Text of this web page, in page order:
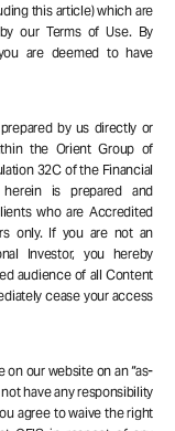
this article) which are
our Terms of Use. By
are deemed to have
by us directly or
the Orient Group of
32C of the Financial
herein is prepared and
who are Accredited
only. If you are not an
Investor, you hereby
audience of all Content
cease your access
on our website on an “as-
not have any responsibility
agree to waive the right